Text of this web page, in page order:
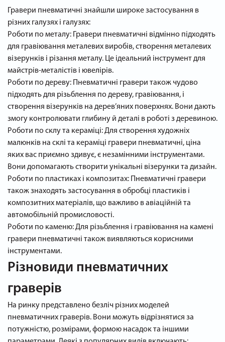
Гравери пневматичні знайшли широке застосування в
різних галузях і галузях:
Роботи по металу: Гравери пневматичні відмінно підходять
для гравіювання металевих виробів, створення металевих
візерунків і різання металу. Це ідеальний інструмент для
майстрів-металістів і ювелірів.
Роботи по дереву: Пневматичні гравери також чудово
підходять для різьблення по дереву, гравіювання, і
створення візерунків на дерев’яних поверхнях. Вони дають
змогу контролювати глибину й деталі в роботі з деревиною.
Роботи по склу та кераміці: Для створення художніх
малюнків на склі та кераміці гравери пневматичні, ціна
яких вас приємно здивує, є незамінними інструментами.
Вони допомагають створити унікальні візерунки та дизайн.
Роботи по пластиках і композитах: Пневматичні гравери
також знаходять застосування в обробці пластиків і
композитних матеріалів, що важливо в авіаційній та
автомобільній промисловості.
Роботи по каменю: Для різьблення і гравіювання на камені
гравери пневматичні також виявляються корисними
інструментами.
Різновиди пневматичних
граверів
На ринку представлено безліч різних моделей
пневматичних граверів. Вони можуть відрізнятися за
потужністю, розмірами, формою насадок та іншими